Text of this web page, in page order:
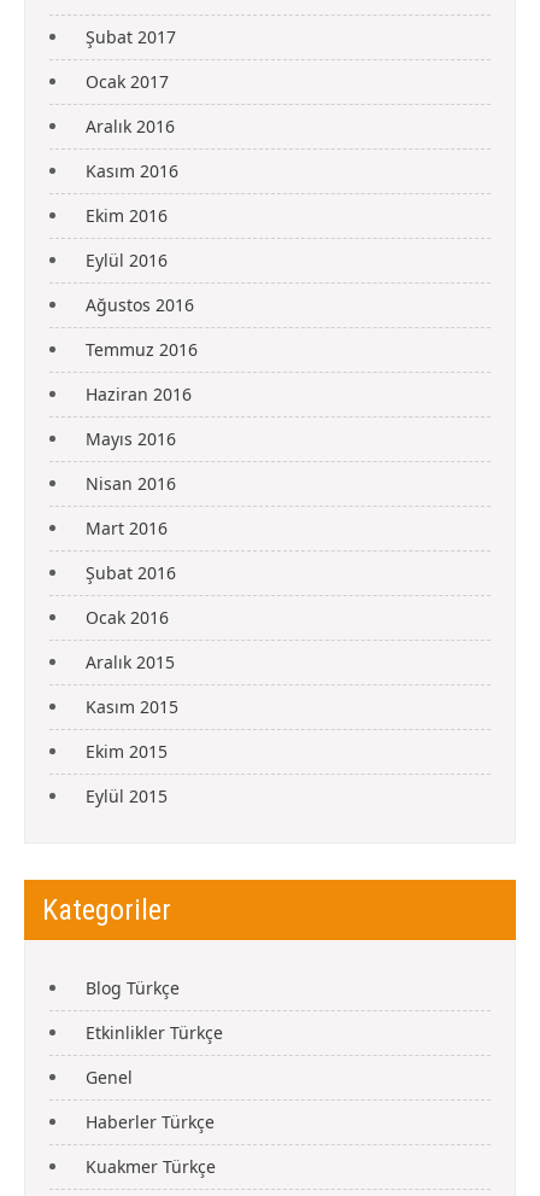
Şubat 2017
Ocak 2017
Aralık 2016
Kasım 2016
Ekim 2016
Eylül 2016
Ağustos 2016
Temmuz 2016
Haziran 2016
Mayıs 2016
Nisan 2016
Mart 2016
Şubat 2016
Ocak 2016
Aralık 2015
Kasım 2015
Ekim 2015
Eylül 2015
Kategoriler
Blog Türkçe
Etkinlikler Türkçe
Genel
Haberler Türkçe
Kuakmer Türkçe